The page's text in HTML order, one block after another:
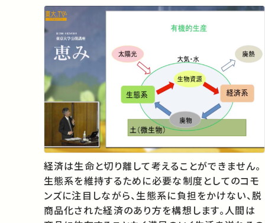
経済は生命と切り離して考えることができません。
生態系を維持するために必要な制度としてのコモ
ンズに注目しながら、生態系に負担をかけない、脱
商品化された経済のあり方を構想します。人間は